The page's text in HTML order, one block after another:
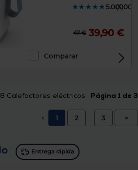
(3)
47 € 39,90 €
Comparar
Calefactores eléctricos . Página 1 de 3
< 1 2 ... 3 >
Entrega rápida